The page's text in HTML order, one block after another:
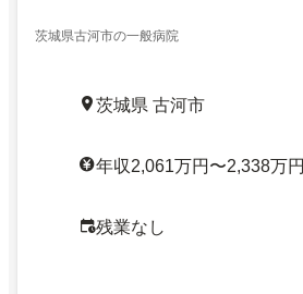
茨城県古河市の一般病院
茨城県 古河市
年収2,061万円〜2,338万円
残業なし